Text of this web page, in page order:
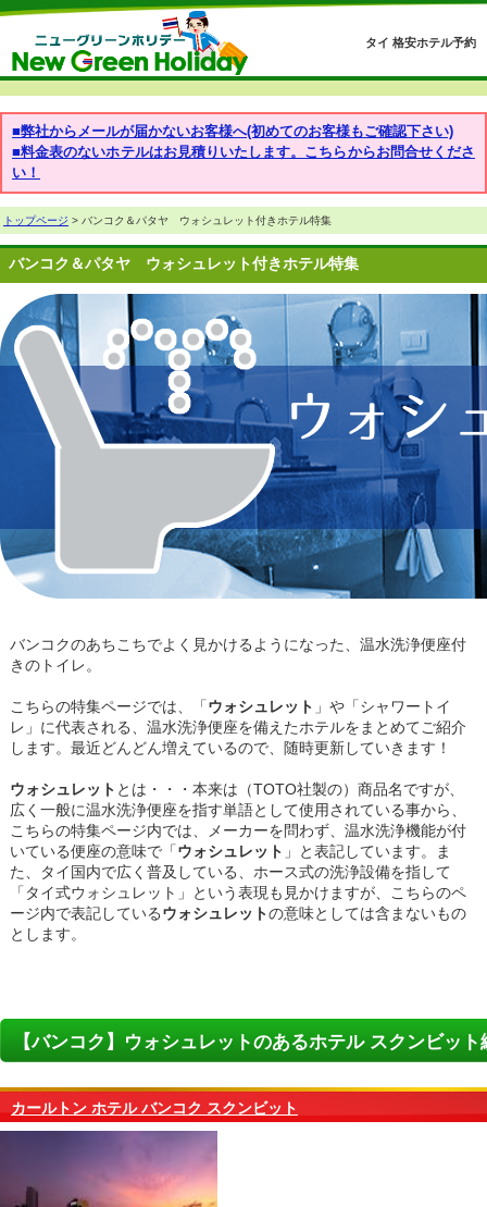
タイ 格安ホテル予約
■弊社からメールが届かないお客様へ(初めてのお客様もご確認下さい)
■料金表のないホテルはお見積りいたします。こちらからお問合せくださ
い！
トップページ > バンコク＆パタヤ ウォシュレット付きホテル特集
バンコク＆パタヤ ウォシュレット付きホテル特集
バンコクのあちこちでよく見かけるようになった、温水洗浄便座付
きのトイレ。
こちらの特集ページでは、「ウォシュレット 」や「シャワートイ
レ」に代表される、温水洗浄便座を備えたホテルをまとめてご紹介
します。最近どんどん増えているので、随時更新していきます！
ウォシュレット とは・・・本来は（TOTO社製の）商品名ですが、
広く一般に温水洗浄便座を指す単語として使用されている事から、
こちらの特集ページ内では、メーカーを問わず、温水洗浄機能が付
いている便座の意味で「ウォシュレット 」と表記しています。ま
た、タイ国内で広く普及している、ホース式の洗浄設備を指して
「タイ式ウォシュレット」という表現も見かけますが、こちらのペ
ージ内で表記しているウォシュレットの意味としては含まないもの
とします。
【バンコク】ウォシュレットのあるホテル スクンビット
カールトン ホテル バンコク スクンビット